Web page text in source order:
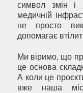
символ змін і
медичній
не просто
допомагає
Ми віримо, що
це основа
А коли це
вже наша